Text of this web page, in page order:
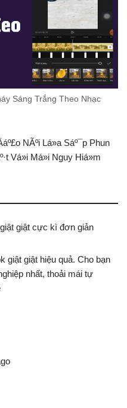
Sáng Trắng Theo Nhạc
NÃºi Lá»­a Sáº¯p Phun
Vá»i Má»i Nguy Hiá»m
giật cực kì đơn giản
giật giật hiệu quả. Cho bạn
nhất, thoải mái tự